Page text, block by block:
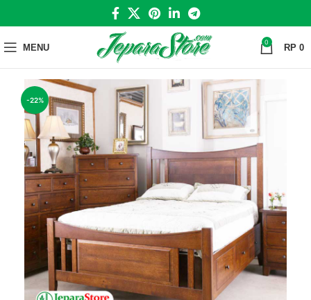
MENU 0 RP 0
-22%